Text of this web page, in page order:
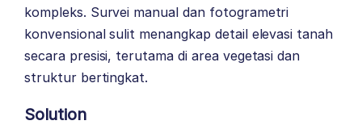
kompleks. Survei manual dan fotogrametri
konvensional sulit menangkap detail elevasi tanah
secara presisi, terutama di area vegetasi dan
struktur bertingkat.
Solution